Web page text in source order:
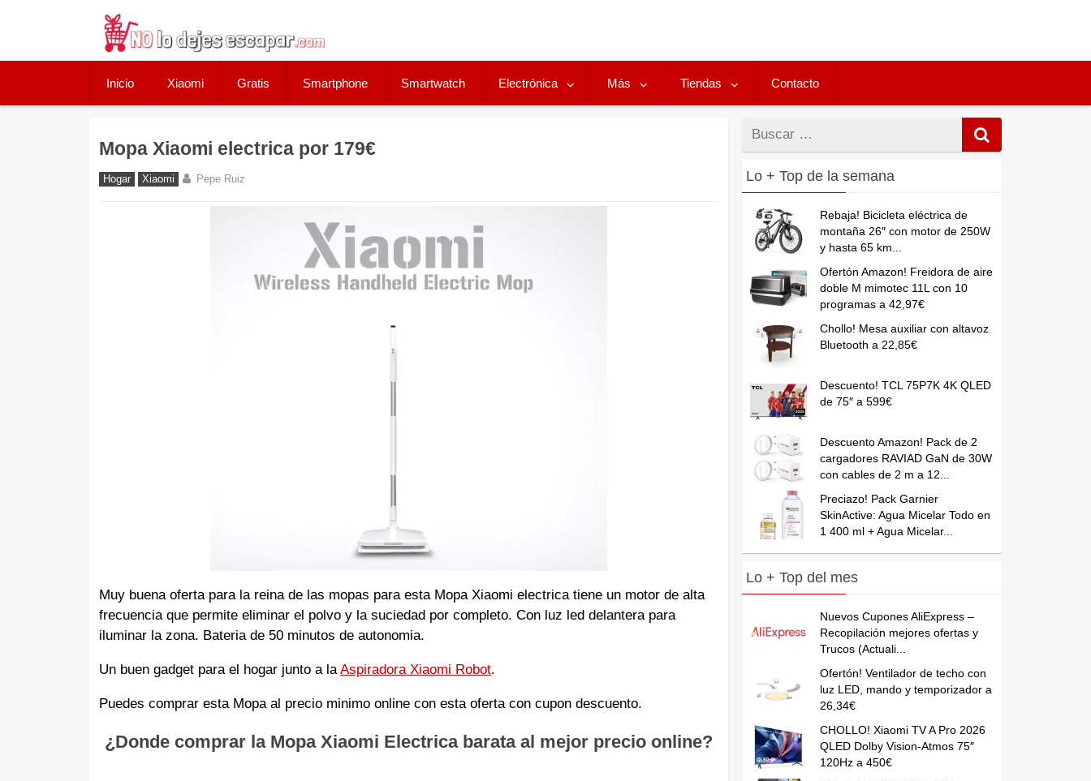
Inicio Xiaomi Gratis Smartphone Smartwatch Electrónica Más Tiendas Contacto
Mopa Xiaomi electrica por 179€
Hogar Xiaomi Pepe Ruiz
Muy buena oferta para la reina de las mopas para esta Mopa Xiaomi electrica tiene un motor de alta
frecuencia que permite eliminar el polvo y la suciedad por completo. Con luz led delantera para
iluminar la zona. Bateria de 50 minutos de autonomia.
Un buen gadget para el hogar junto a laAspiradora Xiaomi Robot.
Puedes comprar esta Mopa al precio minimo online con esta oferta con cupon descuento.
¿Donde comprar la Mopa Xiaomi Electrica barata al mejor precio online?
Buscar
por
Lo + Top de la semana
Rebaja! Bicicleta eléctrica de
montaña 26″ con motor de 250W
y hasta 65 km...
Ofertón Amazon! Freidora de aire
doble M mimotec 11L con 10
programas a 42,97€
Chollo! Mesa auxiliar con altavoz
Bluetooth a 22,85€
Descuento! TCL 75P7K 4K QLED
de 75″ a 599€
Descuento Amazon! Pack de 2
cargadores RAVIAD GaN de 30W
con cables de 2 m a 12...
Preciazo! Pack Garnier
SkinActive: Agua Micelar Todo en
1 400 ml + Agua Micelar...
Lo + Top del mes
Nuevos Cupones AliExpress –
Recopilación mejores ofertas y
Trucos (Actuali...
Ofertón! Ventilador de techo con
luz LED, mando y temporizador a
26,34€
CHOLLO! Xiaomi TV A Pro 2026
QLED Dolby Vision-Atmos 75″
120Hz a 450€